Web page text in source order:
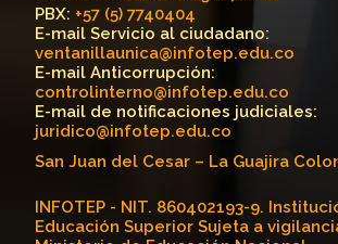
PBX: +57 (5) 7740404
E-mail Servicio al ciudadano:
ventanillaunica@infotep.edu.co
E-mail Anticorrupción:
controlinterno@infotep.edu.co
E-mail de notificaciones judiciales:
juridico@infotep.edu.co
San Juan del Cesar – La Guajira
INFOTEP - NIT. 860402193-9.
Educación Superior Sujeta a